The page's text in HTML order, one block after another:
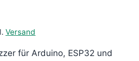
Versand
für Arduino, ESP32 und